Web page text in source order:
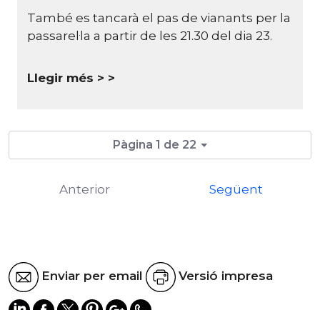
També es tancarà el pas de vianants per la
passarel·la a partir de les 21.30 del dia 23.
Llegir més >
Pàgina 1 de 22
Anterior Següent
Enviar per email Versió impresa